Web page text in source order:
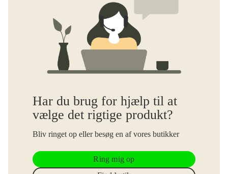
Har du brug for hjælp til at
vælge det rigtige produkt?
Bliv ringet op eller besøg en af vores butikker
Ring mig op